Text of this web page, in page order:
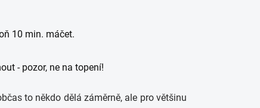
10 min. máčet.
- pozor, ne na topení!
to někdo dělá záměrně, ale pro většinu